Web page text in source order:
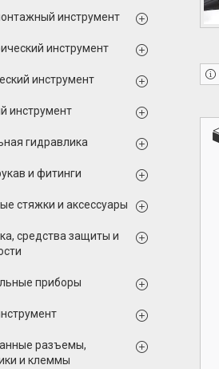
инструмент
инструмент
инструмент
инструмент
гидравлика
и фитинги
стяжки и аксессуары
средства защиты и
приборы
разъемы,
и клеммы